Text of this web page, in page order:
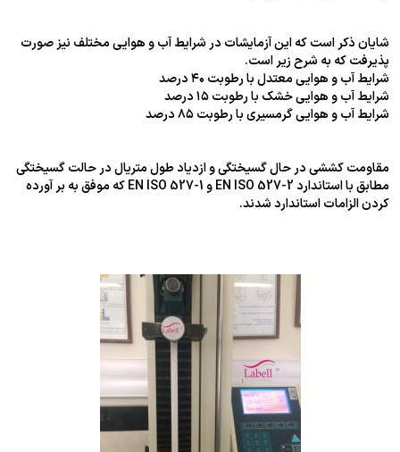
شایان ذکر است که این آزمایشات در شرایط آب و هوایی مختلف نیز صورت
پذیرفت که به شرح زیر است.
شرایط آب و هوایی معتدل با رطوبت ۴۰ درصد
شرایط آب و هوایی خشک با رطوبت ۱۵ درصد
شرایط آب و هوایی گرمسیری با رطوبت ۸۵ درصد
مقاومت کششی در حال گسیختگی و ازدیاد طول متریال در حالت گسیختگی
مطابق با استاندارد EN ISO 527-2 و EN ISO 527-1 که موفق به بر آورده
کردن الزامات استاندارد شدند.